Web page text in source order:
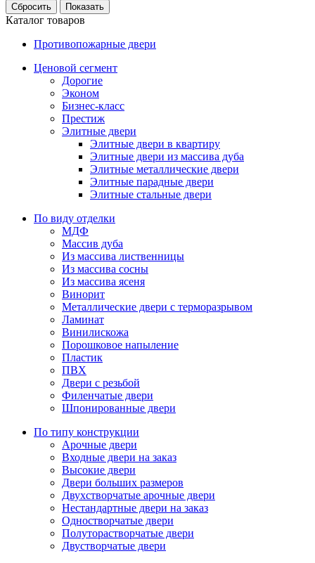
Каталог товаров
Противопожарные двери
Ценовой сегмент
Дорогие
Эконом
Бизнес-класс
Престиж
Элитные двери
Элитные двери в квартиру
Элитные двери из массива дуба
Элитные металлические двери
Элитные парадные двери
Элитные стальные двери
По виду отделки
МДФ
Массив дуба
Из массива лиственницы
Из массива сосны
Из массива ясеня
Винорит
Металлические двери с терморазрывом
Ламинат
Винилискожа
Порошковое напыление
Пластик
ПВХ
Двери с резьбой
Филенчатые двери
Шпонированные двери
По типу конструкции
Арочные двери
Входные двери на заказ
Высокие двери
Двери больших размеров
Двухстворчатые арочные двери
Нестандартные двери на заказ
Одностворчатые двери
Полуторастворчатые двери
Двустворчатые двери